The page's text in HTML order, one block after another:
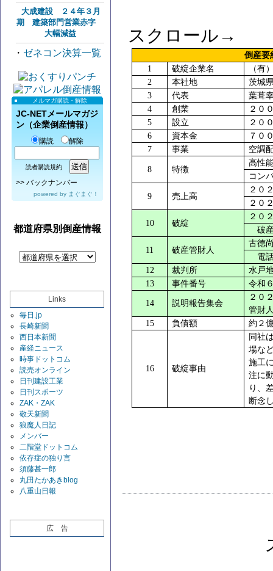
大成建設 ２４年３月
期 建築部門営業赤字
大幅減益
・ ゼネコン決算一覧
メルマガ購読・解除
JC-NETメールマガジ
ン（企業倒産情報）
購読 解除
読者購読規約
>> バックナンバー
powered by まぐまぐ！
都道府県別倒産情報
Links
毎日.jp
長崎新聞
西日本新聞
産経ニュース
時事ドットコム
読売オンライン
日刊建設工業
日刊スポーツ
ZAK・ZAK
敬天新聞
狼魔人日記
メンバー
二階堂ドットコム
依存症の独り言
須藤甚一郎
丸田たかあきblog
八重山日報
広 告
スクロール→
倒産
1
破綻企業名
（有
2
本社地
茨城
3
代表
葉葺
4
創業
２０
5
設立
２０
6
資本金
７０
7
事業 空調
8 特徴
高性
コン
9 売上高
２０
２０
10 破綻
２０
破産
11 破産管財人
古德
電話
12
裁判所
水戸
13
事件番号 令和
14 説明報告集会
２０
管財
15
負債額 約２
16 破綻事由
同社
場な
施工
注に
り、
断念